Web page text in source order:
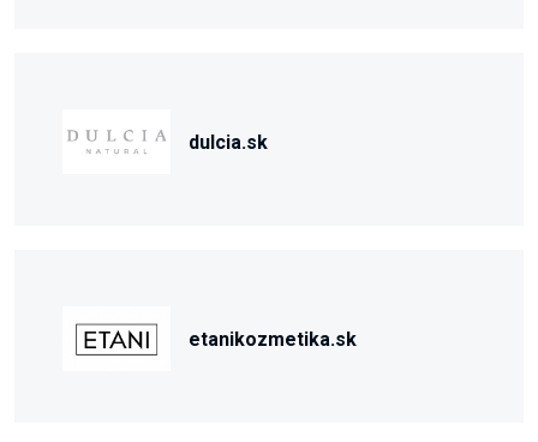
dulcia.sk
etanikozmetika.sk